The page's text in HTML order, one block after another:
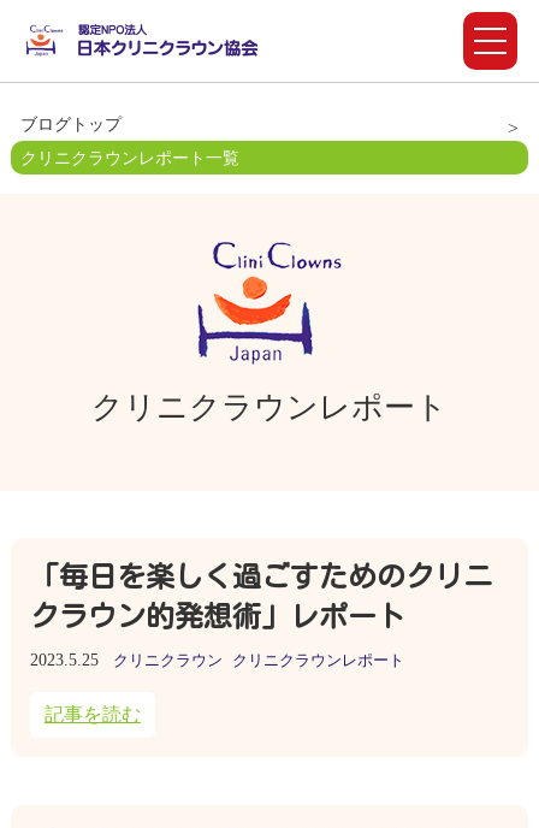
ブログトップ
クリニクラウンレポート一覧
クリニクラウンレポート
「毎日を楽しく過ごすためのクリニ
クラウン的発想術」レポート
2023.5.25 クリニクラウン クリニクラウンレポート
記事を読む